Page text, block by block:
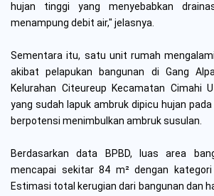
hujan tinggi yang menyebabkan
menampung debit air," jelasnya.
Sementara itu, satu unit rumah
akibat pelapukan bangunan di Gang
Kelurahan Citeureup Kecamatan Cimahi
yang sudah lapuk ambruk dipicu hujan
berpotensi menimbulkan ambruk susulan.
Berdasarkan data BPBD, luas area
mencapai sekitar 84 m² dengan kategori
Estimasi total kerugian dari bangunan dan